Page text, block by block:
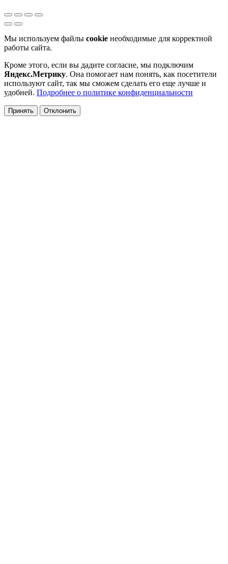
Мы используем файлы cookie необходимые для корректной
работы сайта.
Кроме этого, если вы дадите согласие, мы подключим
Яндекс.Метрику. Она помогает нам понять, как посетители
используют сайт, так мы сможем сделать его еще лучше и
удобней. Подробнее о политике конфиденциальности
Принять Отклонить